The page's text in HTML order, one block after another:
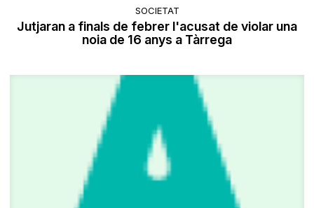
SOCIETAT
Jutjaran a finals de febrer l'acusat de violar una
noia de 16 anys a Tàrrega